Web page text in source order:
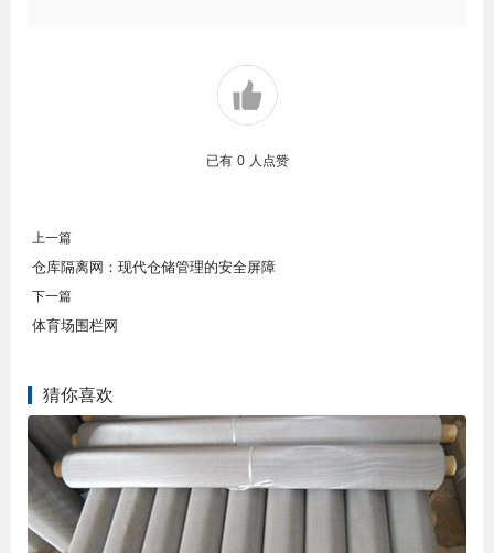
已有 0 人点赞
上一篇
仓库隔离网：现代仓储管理的安全屏障
下一篇
体育场围栏网
猜你喜欢